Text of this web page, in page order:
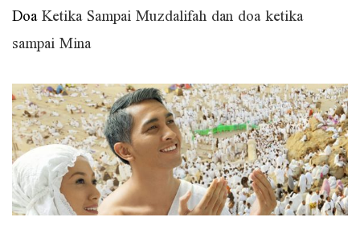
DoaKetika Sampai Muzdalifah dan doa ketika
sampai Mina